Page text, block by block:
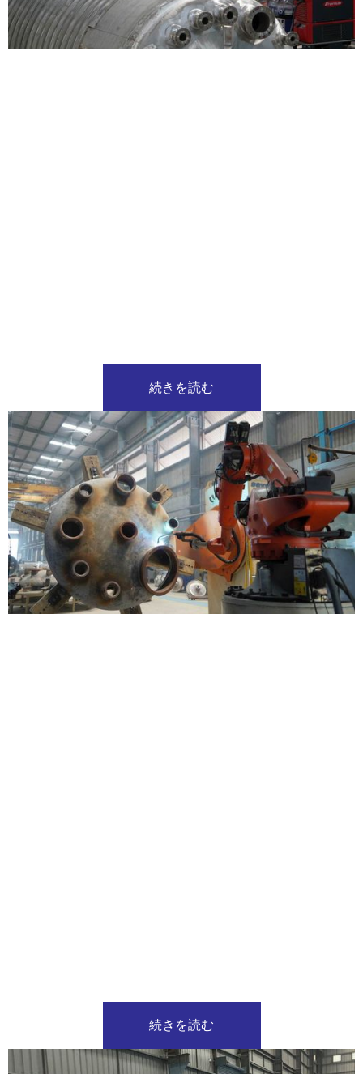
続きを読む
続きを読む